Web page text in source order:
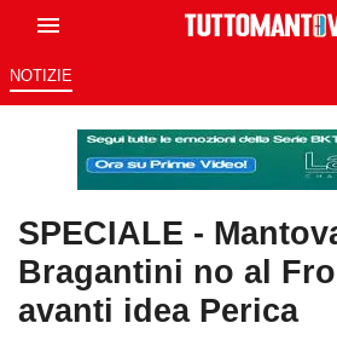
NOTIZIE
SPECIALE -
Bragantini no al
avanti idea Perica